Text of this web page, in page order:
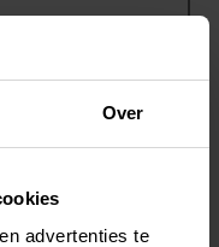
Over
advertenties te